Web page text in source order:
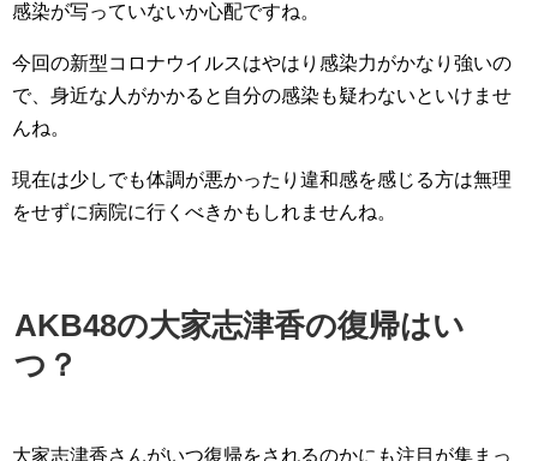
感染が写っていないか心配ですね。
今回の新型コロナウイルスはやはり感染力がかなり強いの
で、身近な人がかかると自分の感染も疑わないといけませ
んね。
現在は少しでも体調が悪かったり違和感を感じる方は無理
をせずに病院に行くべきかもしれませんね。
AKB48の大家志津香の復帰はい
つ？
大家志津香さんがいつ復帰をされるのかにも注目が集まっ